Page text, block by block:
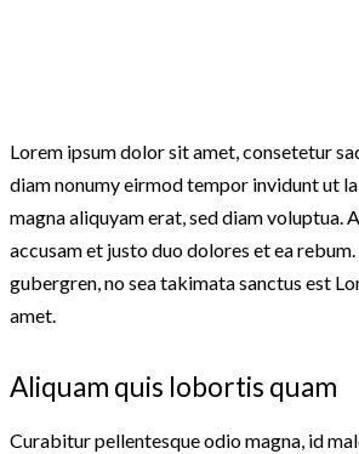
Lorem ipsum dolor sit amet, consetetur
diam nonumy eirmod tempor invidunt ut
magna aliquyam erat, sed diam voluptua.
accusam et justo duo dolores et ea
gubergren, no sea takimata sanctus est
amet.
Aliquam quis lobortis quam
Curabitur pellentesque odio magna, id